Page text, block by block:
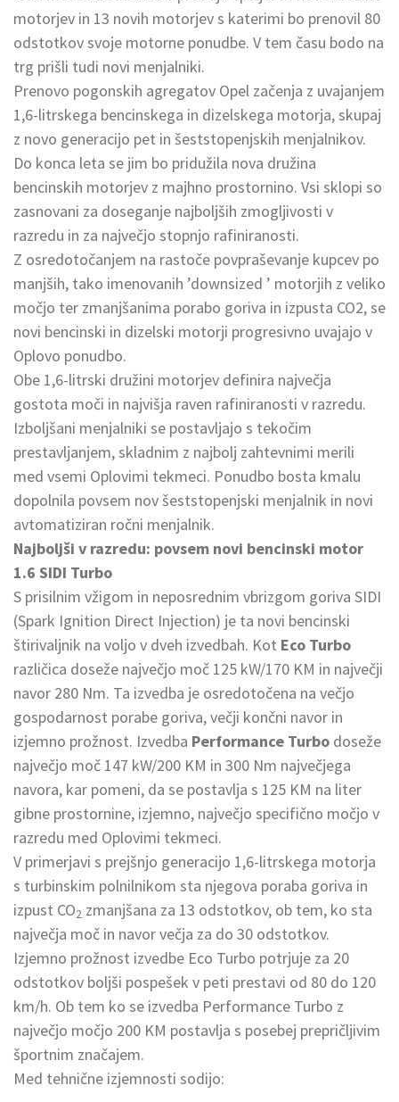
motorjev in 13 novih motorjev s katerimi bo prenovil 80
odstotkov svoje motorne ponudbe. V tem času bodo na
trg prišli tudi novi menjalniki.
Prenovo pogonskih agregatov Opel začenja z uvajanjem
1,6-litrskega bencinskega in dizelskega motorja, skupaj
z novo generacijo pet in šeststopenjskih menjalnikov.
Do konca leta se jim bo pridužila nova družina
bencinskih motorjev z majhno prostornino. Vsi sklopi so
zasnovani za doseganje najboljših zmogljivosti v
razredu in za največjo stopnjo rafiniranosti.
Z osredotočanjem na rastoče povpraševanje kupcev po
manjših, tako imenovanih ’downsized ’ motorjih z veliko
močjo ter zmanjšanima porabo goriva in izpusta CO2, se
novi bencinski in dizelski motorji progresivno uvajajo v
Oplovo ponudbo.
Obe 1,6-litrski družini motorjev definira največja
gostota moči in najvišja raven rafiniranosti v razredu.
Izboljšani menjalniki se postavljajo s tekočim
prestavljanjem, skladnim z najbolj zahtevnimi merili
med vsemi Oplovimi tekmeci. Ponudbo bosta kmalu
dopolnila povsem nov šeststopenjski menjalnik in novi
avtomatiziran ročni menjalnik.
Najboljši v razredu: povsem novi bencinski motor
1.6 SIDI Turbo
S prisilnim vžigom in neposrednim vbrizgom goriva SIDI
(Spark Ignition Direct Injection) je ta novi bencinski
štirivaljnik na voljo v dveh izvedbah. Kot Eco Turbo
različica doseže največjo moč 125 kW/170 KM in največji
navor 280 Nm. Ta izvedba je osredotočena na večjo
gospodarnost porabe goriva, večji končni navor in
izjemno prožnost. Izvedba Performance Turbo doseže
največjo moč 147 kW/200 KM in 300 Nm največjega
navora, kar pomeni, da se postavlja s 125 KM na liter
gibne prostornine, izjemno, največjo specifično močjo v
razredu med Oplovimi tekmeci.
V primerjavi s prejšnjo generacijo 1,6-litrskega motorja
s turbinskim polnilnikom sta njegova poraba goriva in
izpust CO2 zmanjšana za 13 odstotkov, ob tem, ko sta
največja moč in navor večja za do 30 odstotkov.
Izjemno prožnost izvedbe Eco Turbo potrjuje za 20
odstotkov boljši pospešek v peti prestavi od 80 do 120
km/h. Ob tem ko se izvedba Performance Turbo z
največjo močjo 200 KM postavlja s posebej prepričljivim
športnim značajem.
Med tehnične izjemnosti sodijo: